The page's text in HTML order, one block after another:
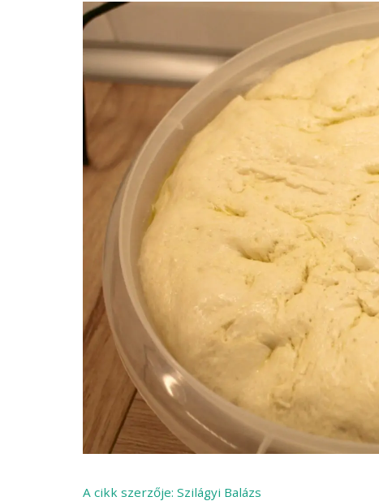
A cikk szerzője: Szilágyi Balázs